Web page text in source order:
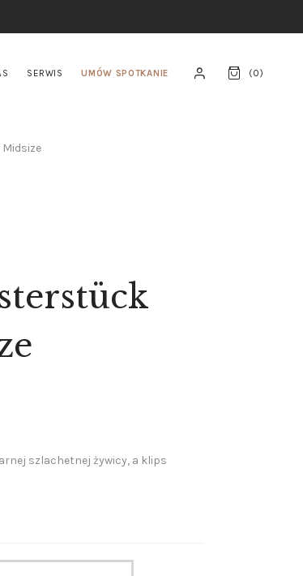
SERWIS UMÓW SPOTKANIE (0)
szlachetnej żywicy, a klips